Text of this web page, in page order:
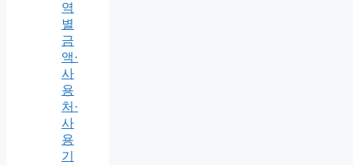
역
별
금
액·
사
용
처·
사
용
기